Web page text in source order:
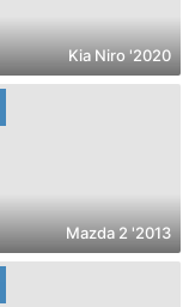
2020' Kia Niro
2013' Mazda 2